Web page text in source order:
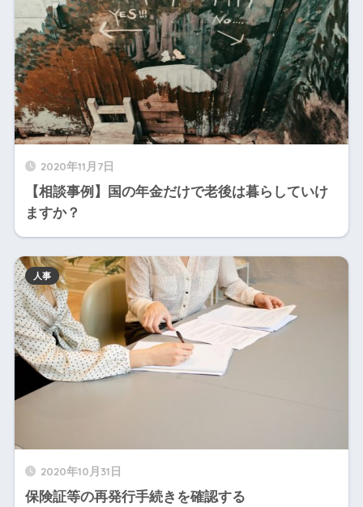
2020年11月7日
【相談事例】国の年金だけで老後は暮らしていけ
ますか？
2020年10月31日
保険証等の再発行手続きを確認する
人事